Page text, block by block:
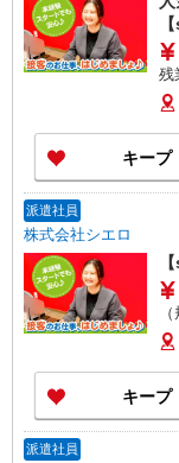
残
+
万円支
ィブ支
有
キープ
派遣社員
株式会社シエロ
（規
+
頂
い
+
キープ
派遣社員